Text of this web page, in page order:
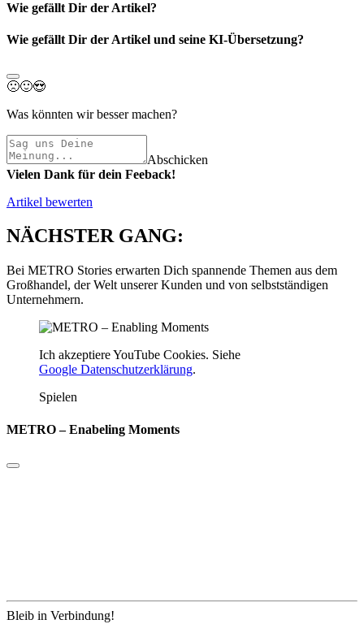
Wie gefällt Dir der Artikel?
Wie gefällt Dir der Artikel und seine KI-Übersetzung?
🙁🙂😍
Was könnten wir besser machen?
Abschicken
Vielen Dank für dein Feeback!
Artikel bewerten
NÄCHSTER GANG:
Bei METRO Stories erwarten Dich spannende Themen aus dem
Großhandel, der Welt unserer Kunden und von selbstständigen
Unternehmern.
Ich akzeptiere YouTube Cookies. Siehe
Google Datenschutzerklärung.
Spielen
METRO – Enabeling Moments
Bleib in Verbindung!